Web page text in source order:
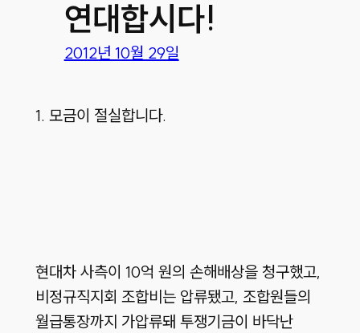
연대합시다!
2012년 10월 29일
1. 모금이 절실합니다.
현대차 사측이 10억 원의 손해배상을 청구했고,
비정규직지회 조합비는 압류됐고, 조합원들의
월급통장까지 가압류돼 투쟁기금이 바닥난